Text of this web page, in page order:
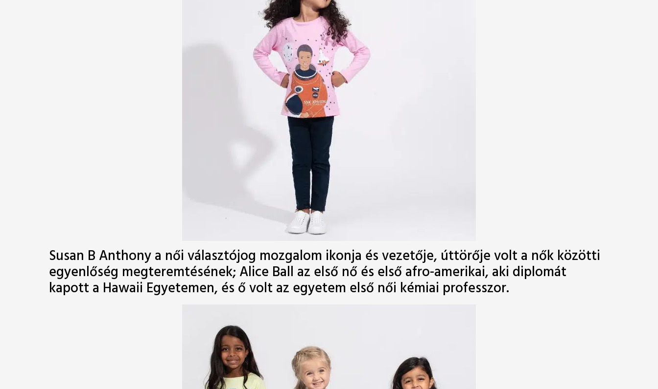
Susan B Anthony a női választójog mozgalom ikonja és vezetője, úttörője volt a nők közötti
egyenlőség megteremtésének; Alice Ball az első nő és első afro-amerikai, aki diplomát
kapott a Hawaii Egyetemen, és ő volt az egyetem első női kémiai professzor.